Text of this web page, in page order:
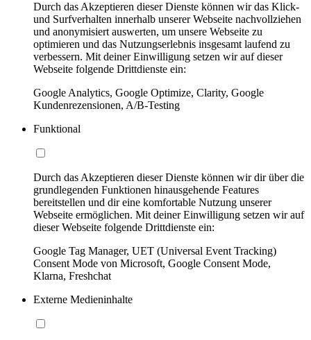
Durch das Akzeptieren dieser Dienste können wir das Klick-
und Surfverhalten innerhalb unserer Webseite nachvollziehen
und anonymisiert auswerten, um unsere Webseite zu
optimieren und das Nutzungserlebnis insgesamt laufend zu
verbessern. Mit deiner Einwilligung setzen wir auf dieser
Webseite folgende Drittdienste ein:
Google Analytics, Google Optimize, Clarity, Google
Kundenrezensionen, A/B-Testing
Funktional
Durch das Akzeptieren dieser Dienste können wir dir über die
grundlegenden Funktionen hinausgehende Features
bereitstellen und dir eine komfortable Nutzung unserer
Webseite ermöglichen. Mit deiner Einwilligung setzen wir auf
dieser Webseite folgende Drittdienste ein:
Google Tag Manager, UET (Universal Event Tracking)
Consent Mode von Microsoft, Google Consent Mode,
Klarna, Freshchat
Externe Medieninhalte